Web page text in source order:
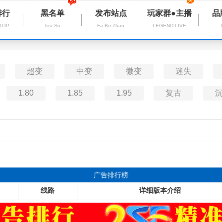
行 黑名单
Tou Su
发布站点
Fa Bu Zhan
玩家群●主播
LEGEND LIVE
品
超变 中变 微变 迷失
1.80 1.85 1.95 复古
广告排行榜
线路
详细版本介绍